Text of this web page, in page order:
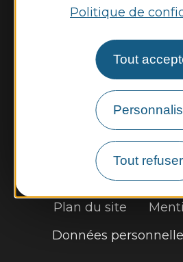
Politique de
Tout
Tout refuser
Météo
Vie municipale
Démarches, infos
Plan du site
Données